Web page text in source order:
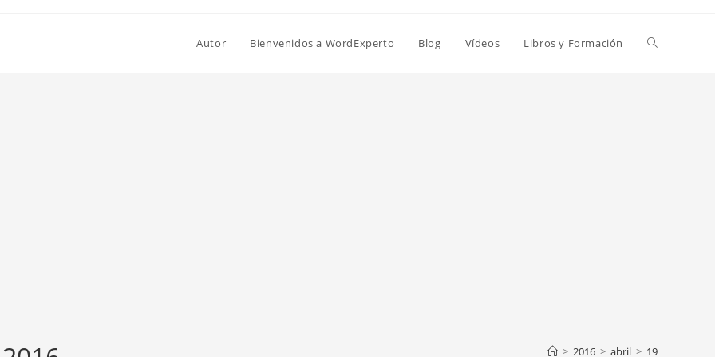
Autor Bienvenidos a WordExperto Blog Vídeos Libros y Formación Alternar
> 2016 > abril > 19